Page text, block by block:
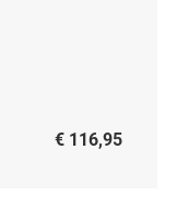
€ 116,95